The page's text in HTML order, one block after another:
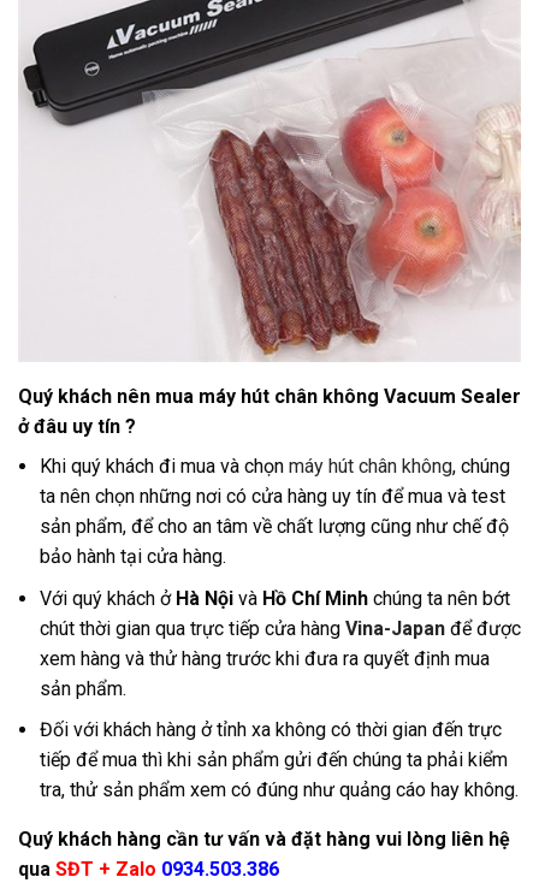
Quý khách nên mua máy hút chân không Vacuum Sealer
ở đâu uy tín ?
Khi quý khách đi mua và chọn máy hút chân không, chúng
ta nên chọn những nơi có cửa hàng uy tín để mua và test
sản phẩm, để cho an tâm về chất lượng cũng như chế độ
bảo hành tại cửa hàng.
Với quý khách ở Hà Nội và Hồ Chí Minh chúng ta nên bớt
chút thời gian qua trực tiếp cửa hàng Vina-Japan để được
xem hàng và thử hàng trước khi đưa ra quyết định mua
sản phẩm.
Đối với khách hàng ở tỉnh xa không có thời gian đến trực
tiếp để mua thì khi sản phẩm gửi đến chúng ta phải kiểm
tra, thử sản phẩm xem có đúng như quảng cáo hay không.
Quý khách hàng cần tư vấn và đặt hàng vui lòng liên hệ
qua SĐT + Zalo 0934.503.386